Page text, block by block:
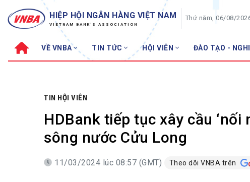
HIỆP HỘI NGÂN HÀNG VIỆT NAM
VIETNAM BANK'S ASSOCIATION
Thứ năm, 06/08/
VỀ VNBA TIN TỨC HỘI VIÊN ĐÀO TẠO -
Sơ đồ tổ chức
Hội đồng Hiệp hội
Cơ quan Thường trực
30 năm VNBA
Tin Hội viên
Tin ngành ngân
TIN HỘI VIÊN
HDBank tiếp tục xây cầu
sông nước Cửu Long
11/03/2024 lúc 08:57 (GMT) Theo dõi VNBA trên